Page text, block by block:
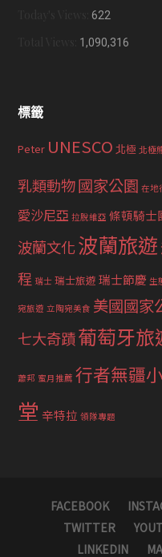
Today's Views:622
1,090,316
標籤
Peter UNESCO 北極 北極
乳類動物國家公園 在地
愛沙尼亞 拉脫維亞 條頓騎士
波蘭文化波蘭旅遊
程 瑞士 瑞士旅遊 瑞士節慶 生
宛旅遊 立陶宛美食 美國國家
七大奇蹟葡萄牙旅
蕭邦 蜜月推薦 行者無疆
堂 辛特拉 領隊專題
FACEBOOK
TWITTER
LINKEDIN